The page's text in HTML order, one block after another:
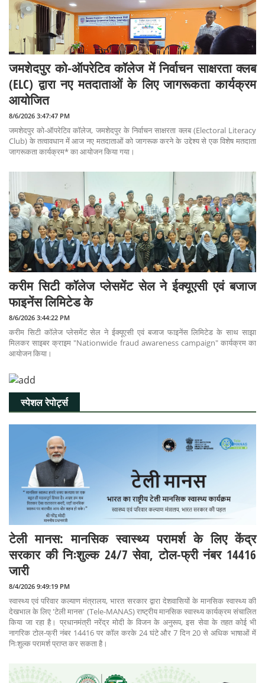
जमशेदपुर को-ऑपरेटिव कॉलेज में निर्वाचन साक्षरता क्लब
(ELC) द्वारा नए मतदाताओं के लिए जागरूकता कार्यक्रम
आयोजित
8/6/2026 3:47:47 PM
जमशेदपुर को-ऑपरेटिव कॉलेज, जमशेदपुर के निर्वाचन साक्षरता क्लब (Electoral Literacy
Club) के तत्वावधान में आज नए मतदाताओं को जागरूक करने के उद्देश्य से एक विशेष मतदाता
जागरूकता कार्यक्रम* का आयोजन किया गया।
करीम सिटी कॉलेज प्लेसमेंट सेल ने ईक्यूएसी एवं बजाज
फाइनेंस लिमिटेड के
8/6/2026 3:44:22 PM
करीम सिटी कॉलेज प्लेसमेंट सेल ने ईक्यूएसी एवं बजाज फाइनेंस लिमिटेड के साथ साझा
मिलकर साइबर क्राइम "Nationwide fraud awareness campaign" कार्यक्रम का
आयोजन किया।
स्पेशल रेपोर्ट्स
टेली मानस: मानसिक स्वास्थ्य परामर्श के लिए केंद्र
सरकार की निःशुल्क 24/7 सेवा, टोल-फ्री नंबर 14416
जारी
8/4/2026 9:49:19 PM
स्वास्थ्य एवं परिवार कल्याण मंत्रालय, भारत सरकार द्वारा देशवासियों के मानसिक स्वास्थ्य की
देखभाल के लिए 'टेली मानस' (Tele-MANAS) राष्ट्रीय मानसिक स्वास्थ्य कार्यक्रम संचालित
किया जा रहा है। प्रधानमंत्री नरेंद्र मोदी के विजन के अनुरूप, इस सेवा के तहत कोई भी
नागरिक टोल-फ्री नंबर 14416 पर कॉल करके 24 घंटे और 7 दिन 20 से अधिक भाषाओं में
निःशुल्क परामर्श प्राप्त कर सकता है।